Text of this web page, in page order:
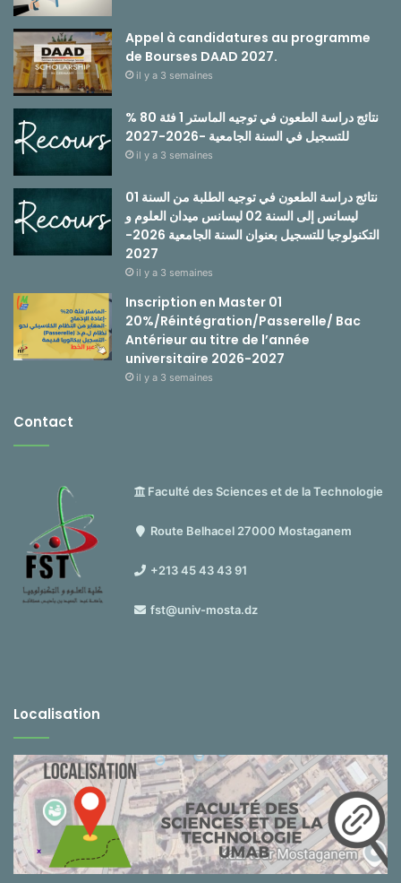
Appel à candidatures au programme
de Bourses DAAD 2027.
il y a 3 semaines
نتائج دراسة الطعون في توجيه الماستر 1 فئة 80 %
للتسجيل في السنة الجامعية -2026-2027
il y a 3 semaines
نتائج دراسة الطعون في توجيه الطلبة من السنة 01
ليسانس إلى السنة 02 ليسانس ميدان العلوم و
التكنولوجيا للتسجيل بعنوان السنة الجامعية 2026-
2027
il y a 3 semaines
Inscription en Master 01
20%/Réintégration/Passerelle/ Bac
Antérieur au titre de l’année
universitaire 2026-2027
il y a 3 semaines
Contact
Faculté des Sciences et de la Technologie
Route Belhacel 27000 Mostaganem
+213 45 43 43 91
fst@univ-mosta.dz
Localisation